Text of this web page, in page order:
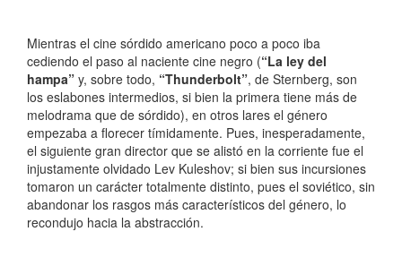
Mientras el cine sórdido americano poco a poco iba
cediendo el paso al naciente cine negro (“La ley del
hampa” y, sobre todo, “Thunderbolt”, de Sternberg, son
los eslabones intermedios, si bien la primera tiene más de
melodrama que de sórdido), en otros lares el género
empezaba a florecer tímidamente. Pues, inesperadamente,
el siguiente gran director que se alistó en la corriente fue el
injustamente olvidado Lev Kuleshov; si bien sus incursiones
tomaron un carácter totalmente distinto, pues el soviético, sin
abandonar los rasgos más característicos del género, lo
recondujo hacia la abstracción.